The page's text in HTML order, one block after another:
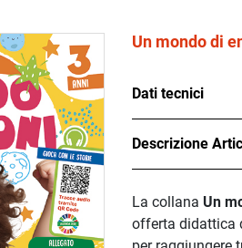
Un mondo di
Dati tecnici
Descrizione
La collana Un
offerta didattica